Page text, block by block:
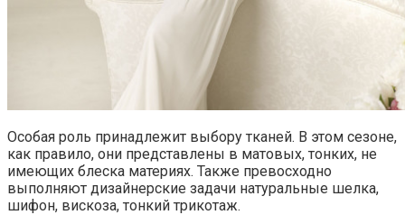
Особая роль принадлежит выбору тканей. В этом сезоне,
как правило, они представлены в матовых, тонких, не
имеющих блеска материях. Также превосходно
выполняют дизайнерские задачи натуральные шелка,
шифон, вискоза, тонкий трикотаж.